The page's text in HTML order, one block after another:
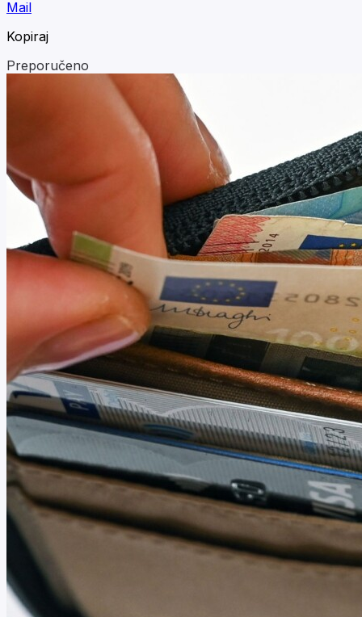
Mail
Kopiraj
Preporučeno